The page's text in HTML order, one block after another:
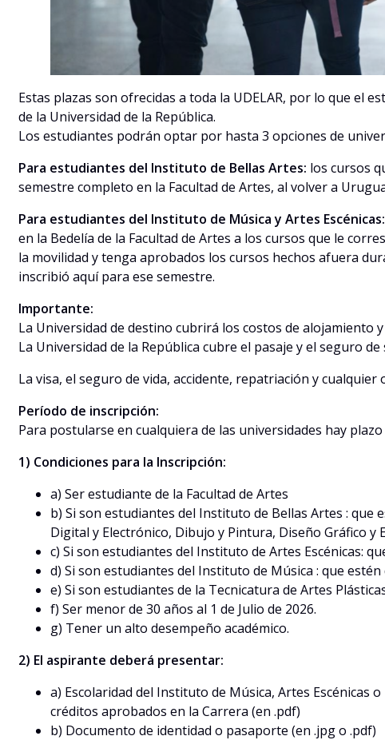
Estas plazas son ofrecidas a toda la UDELAR, por lo que el
de la Universidad de la República.
Los estudiantes podrán optar por hasta 3 opciones de
Para estudiantes del Instituto de Bellas Artes: los cursos
semestre completo en la Facultad de Artes, al volver a
Para estudiantes del Instituto de Música y Artes Escénicas:
en la Bedelía de la Facultad de Artes a los cursos que le
la movilidad y tenga aprobados los cursos hechos afuera
inscribió aquí para ese semestre.
Importante:
La Universidad de destino cubrirá los costos de alojamiento
La Universidad de la República cubre el pasaje y el seguro de
La visa, el seguro de vida, accidente, repatriación y
Período de inscripción:
Para postularse en cualquiera de las universidades hay
1) Condiciones para la Inscripción:
a) Ser estudiante de la Facultad de Artes
b) Si son estudiantes del Instituto de Bellas Artes : que
Digital y Electrónico, Dibujo y Pintura, Diseño Gráfico y
c) Si son estudiantes del Instituto de Artes Escénicas:
d) Si son estudiantes del Instituto de Música : que
e) Si son estudiantes de la Tecnicatura de Artes
f) Ser menor de 30 años al 1 de Julio de 2026.
g) Tener un alto desempeño académico.
2) El aspirante deberá presentar:
a) Escolaridad del Instituto de Música, Artes Escénicas
créditos aprobados en la Carrera (en .pdf)
b) Documento de identidad o pasaporte (en .jpg o .pdf)